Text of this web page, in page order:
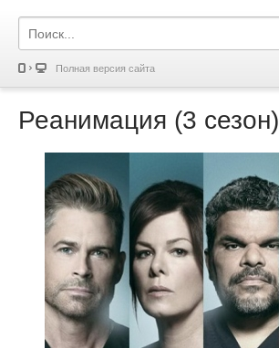
Полная версия сайта
Реанимация (3 сезон)